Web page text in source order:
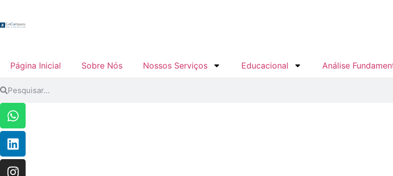
Página Inicial Sobre Nós Nossos Serviços Educacional Análise